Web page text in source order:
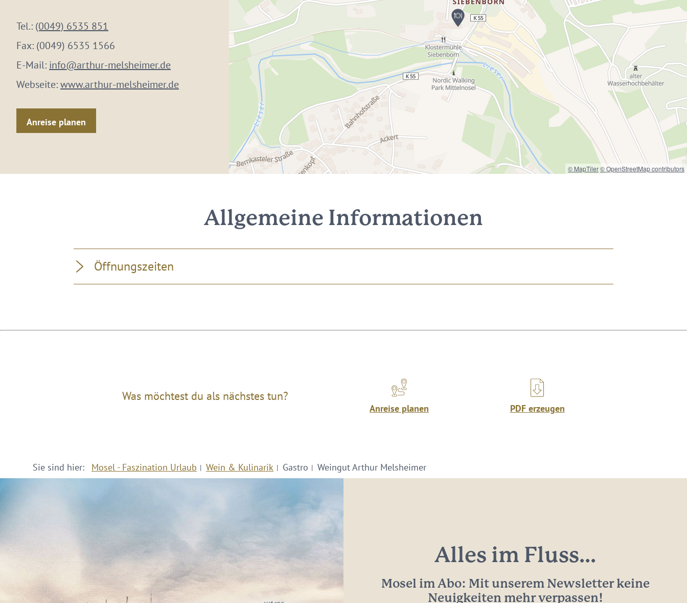
Tel.: (0049) 6535 851
Fax: (0049) 6535 1566
E-Mail: info@arthur-melsheimer.de
Webseite:www.arthur-melsheimer.de
Anreise planen
© MapTiler© OpenStreetMap contributors
Allgemeine Informationen
Öffnungszeiten
Was möchtest du als nächstes tun?
Anreise planen PDF erzeugen
Sie sind hier: Mosel - Faszination Urlaub Wein & Kulinarik Gastro Weingut Arthur Melsheimer
Alles im Fluss...
Mosel im Abo: Mit unserem Newsletter keine
Neuigkeiten mehr verpassen!